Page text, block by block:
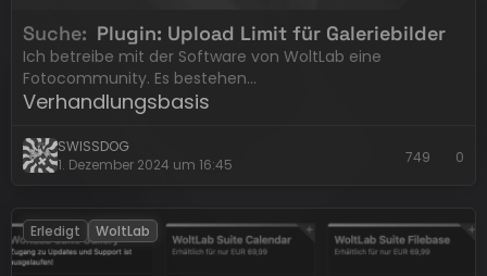
Suche Plugin: Upload Limit für Galeriebilder
Ich betreibe mit der Software von WoltLab eine
Fotocommunity. Es bestehen…
Verhandlungsbasis
SWISSDOG
1. Dezember 2024 um 16:45
749 0
Erledigt WoltLab